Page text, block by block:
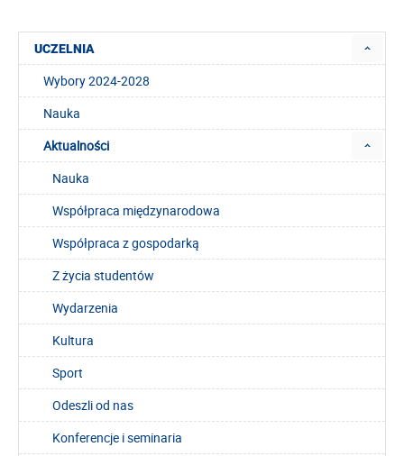
UCZELNIA
Wybory 2024-2028
Nauka
Aktualności
Nauka
Współpraca międzynarodowa
Współpraca z gospodarką
Z życia studentów
Wydarzenia
Kultura
Sport
Odeszli od nas
Konferencje i seminaria